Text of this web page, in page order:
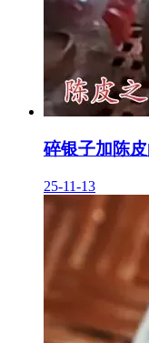
碎银子加陈
25-11-13